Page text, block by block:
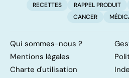
RECETTES RAPPEL PRODUIT
CANCER
Qui sommes-nous ?
Mentions légales
Charte d'utilisation